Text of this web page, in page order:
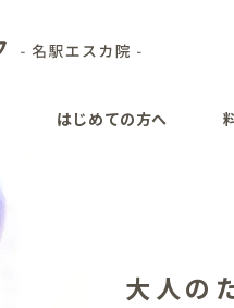
はじめての方へ
大人の